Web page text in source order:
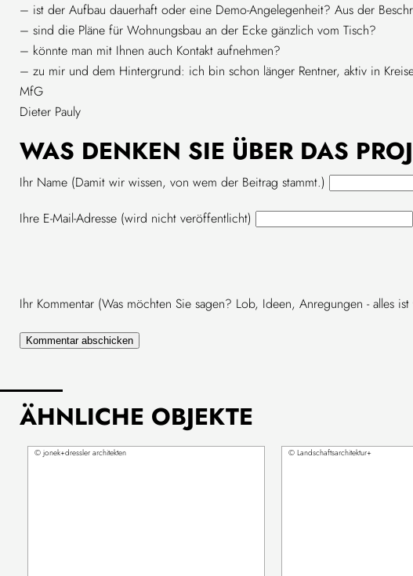
– ist der Aufbau dauerhaft oder eine Demo-Angelegenheit? Aus der
– sind die Pläne für Wohnungsbau an der Ecke gänzlich vom Tisch?
– könnte man mit Ihnen auch Kontakt aufnehmen?
– zu mir und dem Hintergrund: ich bin schon länger Rentner, aktiv in
MfG
Dieter Pauly
WAS DENKEN SIE ÜBER DAS
Ihr Name (Damit wir wissen, von wem der Beitrag stammt.)
Ihre E-Mail-Adresse (wird nicht veröffentlicht)
Ihr Kommentar (Was möchten Sie sagen? Lob, Ideen, Anregungen - alles
ÄHNLICHE OBJEKTE
© jonek+dressler architekten © Landschaftsarchitektur+